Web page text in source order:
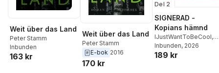
Weit über das Land
Peter Stamm
Inbunden
163 kr
Weit über das Land
Peter Stamm
E-bok 2016
170 kr
Del 2
SIGNERAD -
Kopians hämnd
IJustWantToBeCool,
Joel Adolphson
Ejdemo Beer
Inbunden, 2026
189 kr